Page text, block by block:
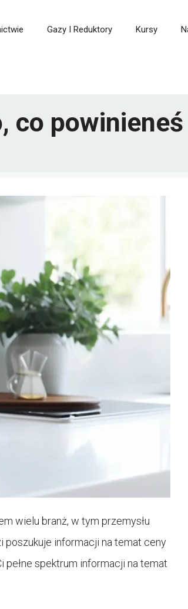
Gazy I Reduktory Kursy
co
wielu branż, w tym przemysłu
poszukuje informacji na temat ceny
pełne spektrum informacji na temat